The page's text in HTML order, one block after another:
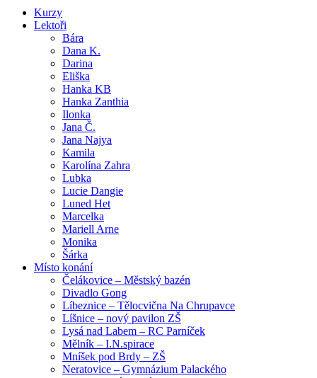
Kurzy
Lektoři
Bára
Dana K.
Darina
Eliška
Hanka KB
Hanka Zanthia
Ilonka
Jana Č.
Jana Najya
Kamila
Karolína Zahra
Lubka
Lucie Dangie
Luned Het
Marcelka
Mariell Arne
Monika
Šárka
Místo konání
Čelákovice – Městský bazén
Divadlo Gong
Líbeznice – Tělocvična Na Chrupavce
Líšnice – nový pavilon ZŠ
Lysá nad Labem – RC Parníček
Mělník – I.N.spirace
Mníšek pod Brdy – ZŠ
Neratovice – Gymnázium Palackého